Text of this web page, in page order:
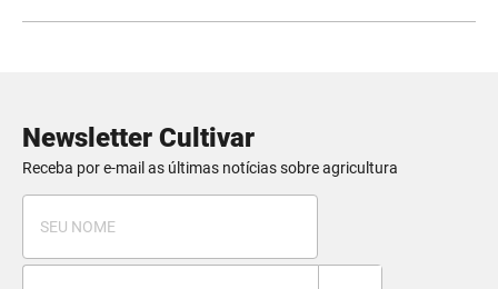
Newsletter Cultivar
Receba por e-mail as últimas notícias sobre agricultura